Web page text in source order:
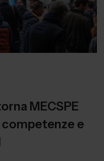
MECSPE
e